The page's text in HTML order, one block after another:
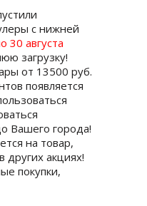
с нижней
30 августа
загрузку!
от 13500 руб.
появляется
Вашего города!
на товар,
других акциях!
покупки,